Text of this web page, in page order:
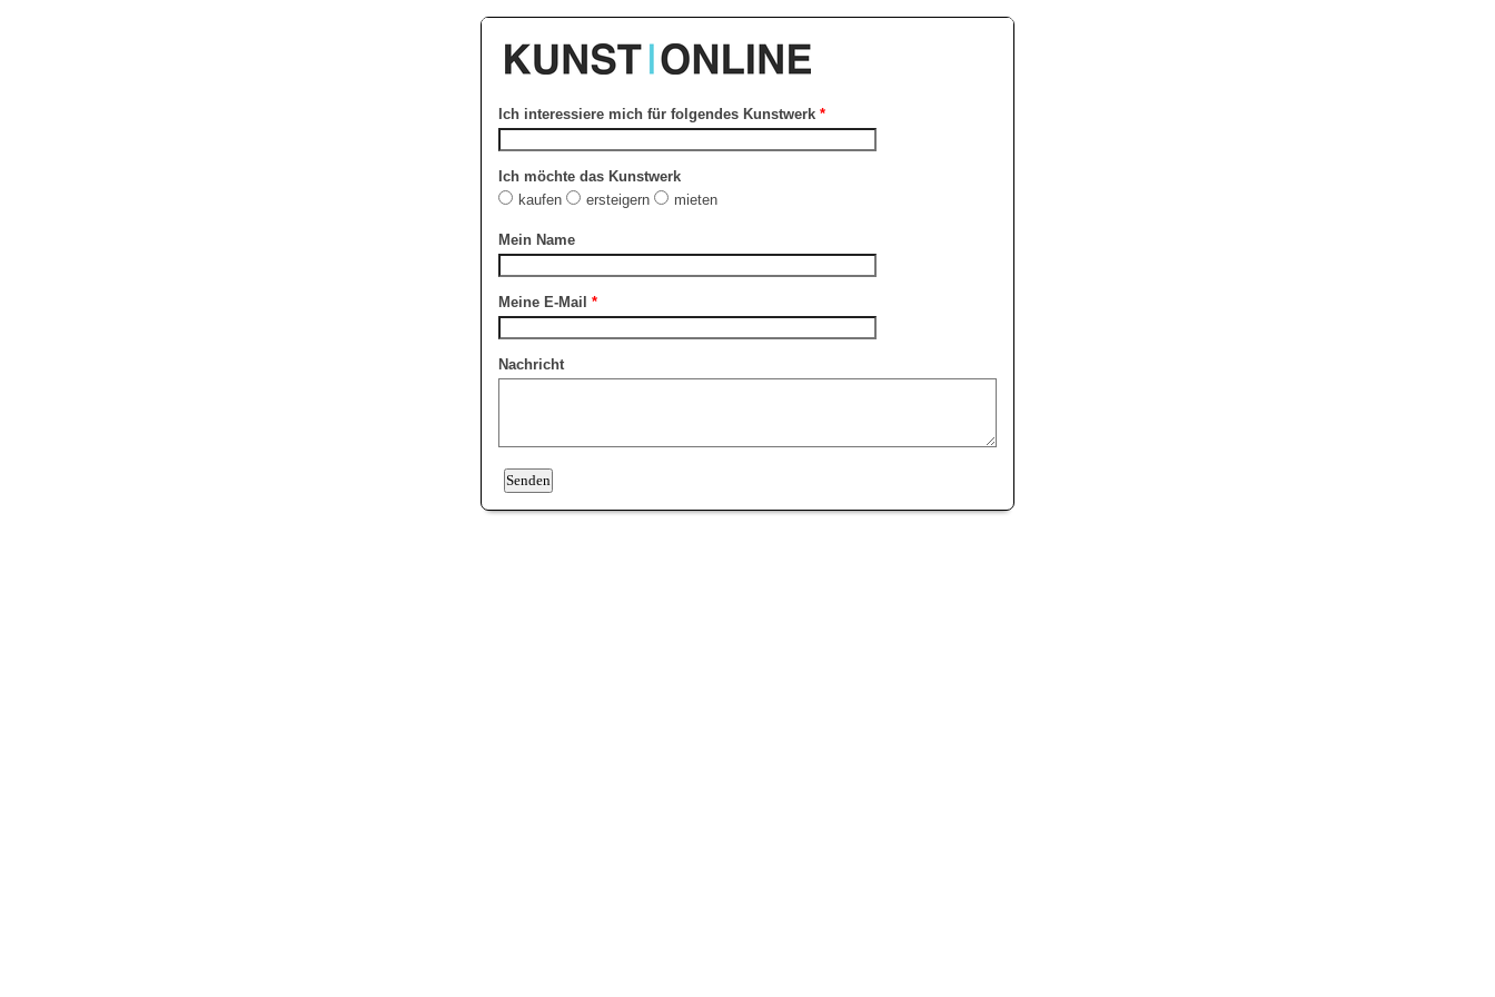
Ich interessiere mich für folgendes Kunstwerk *
Ich möchte das Kunstwerk
kaufen
ersteigern mieten
Mein Name
Meine E-Mail *
Nachricht